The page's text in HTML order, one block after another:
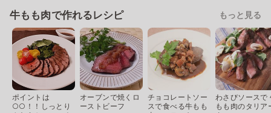
牛もも肉で作れるレシピ もっと見る
ポイントは
○○！！しっとり
オーブンで焼くロ
ーストビーフ
チョコレートソー
スで食べる牛もも
わさびソースで
もも肉のタリア